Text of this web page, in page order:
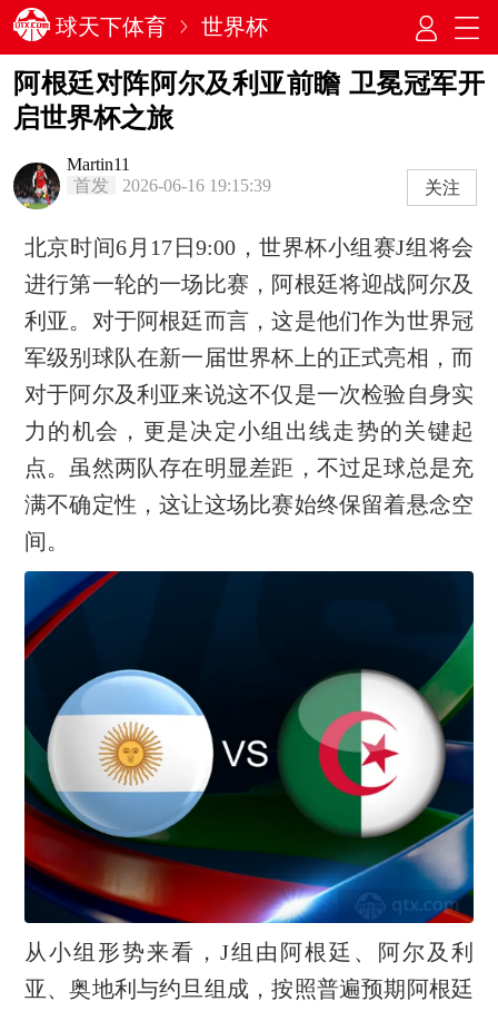
球天下体育 世界杯
阿根廷对阵阿尔及利亚前瞻 卫冕冠军开
启世界杯之旅
Martin11
首发
2026-06-16 19:15:39 关注
北京时间6月17日9:00，世界杯小组赛J组将会
进行第一轮的一场比赛，阿根廷将迎战阿尔及
利亚。对于阿根廷而言，这是他们作为世界冠
军级别球队在新一届世界杯上的正式亮相，而
对于阿尔及利亚来说这不仅是一次检验自身实
力的机会，更是决定小组出线走势的关键起
点。虽然两队存在明显差距，不过足球总是充
满不确定性，这让这场比赛始终保留着悬念空
间。
从小组形势来看，J组由阿根廷、阿尔及利
亚、奥地利与约旦组成，按照普遍预期阿根廷